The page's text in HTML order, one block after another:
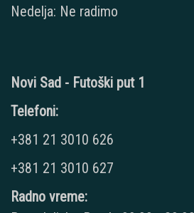
Nedelja: Ne radimo
Novi Sad - Futoški put 1
Telefoni:
+381 21 3010 626
+381 21 3010 627
Radno vreme: